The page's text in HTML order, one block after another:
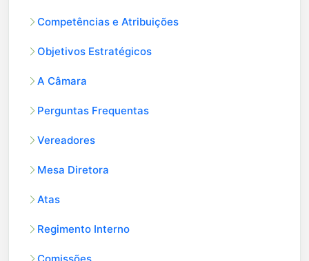
Competências e Atribuições
Objetivos Estratégicos
A Câmara
Perguntas Frequentas
Vereadores
Mesa Diretora
Atas
Regimento Interno